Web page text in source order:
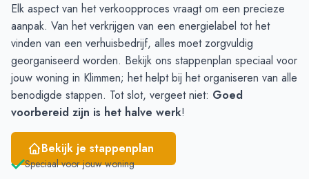
April
6
9
Mei
6
12
Juni
5 9
Elk aspect van het verkoopproces vraagt om een precieze
aanpak. Van het verkrijgen van een energielabel tot het
vinden van een verhuisbedrijf, alles moet zorgvuldig
georganiseerd worden. Bekijk ons stappenplan speciaal voor
jouw woning in Klimmen; het helpt bij het organiseren van alle
benodigde stappen. Tot slot, vergeet niet: Goed
voorbereid zijn is het halve werk!
Bekijk je stappenplan
Speciaal voor jouw woning